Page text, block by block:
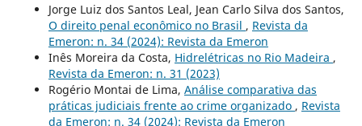
Jorge Luiz dos Santos Leal, Jean Carlo Silva dos Santos,
O direito penal econômico no Brasil , Revista da
Emeron: n. 34 (2024): Revista da Emeron
Inês Moreira da Costa, Hidrelétricas no Rio Madeira ,
Revista da Emeron: n. 31 (2023)
Rogério Montai de Lima, Análise comparativa das
práticas judiciais frente ao crime organizado , Revista
da Emeron: n. 34 (2024): Revista da Emeron